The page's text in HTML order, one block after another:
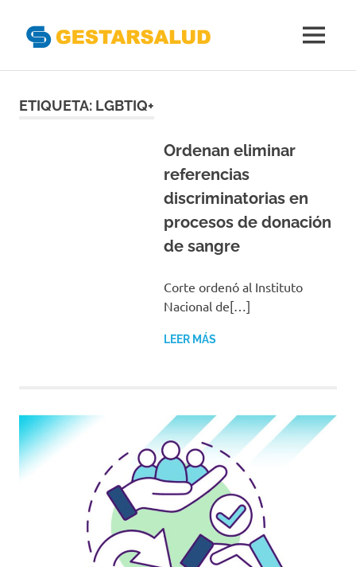
Gestoras
MENÚ
ETIQUETA: LGBTIQ+
Ordenan eliminar
referencias
discriminatorias en
procesos de donación
de sangre
Corte ordenó al Instituto
Nacional de[…]
LEER MÁS